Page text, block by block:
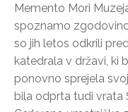
Memento Mori
spoznamo
so jih letos odkrili
katedrala v državi, ki
ponovno sprejela
bila odprta tudi vrata